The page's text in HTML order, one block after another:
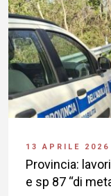
13 APRILE 2026
Provincia:
e sp 87 “di